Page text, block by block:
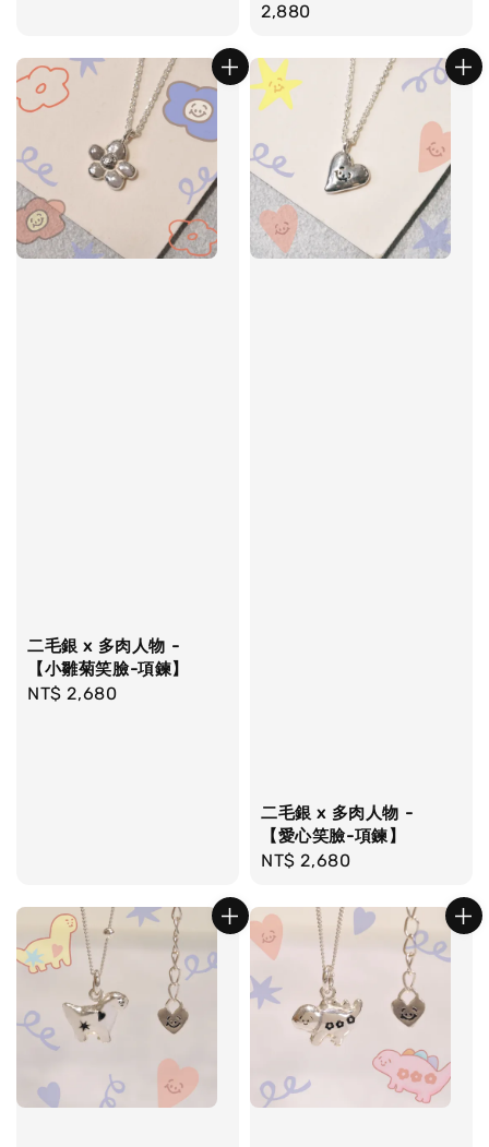
price
2,880
二毛銀 x 多肉人物 -
【小雛菊笑臉-項鍊】
Regular
NT$ 2,680
二毛銀 x 多肉人物 -
【愛心笑臉-項鍊】
Regular
NT$ 2,680